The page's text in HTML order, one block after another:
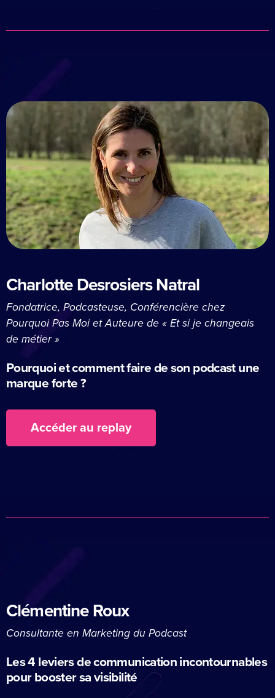
Charlotte Desrosiers Natral
Fondatrice, Podcasteuse, Conférencière chez
Pourquoi Pas Moi et Auteure de « Et si je changeais
de métier »
Pourquoi et comment faire de son podcast une
marque forte ?
Accéder au replay
Clémentine Roux
Consultante en Marketing du Podcast
Les 4 leviers de communication incontournables
pour booster sa visibilité